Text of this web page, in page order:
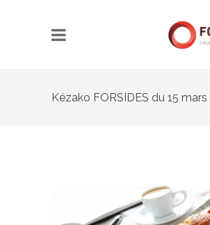
Kézako FORSIDES du 15 mars